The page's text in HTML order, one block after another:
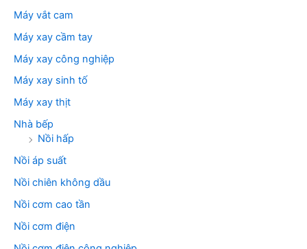
Máy vắt cam
Máy xay cầm tay
Máy xay công nghiệp
Máy xay sinh tố
Máy xay thịt
Nhà bếp
Nồi hấp
Nồi áp suất
Nồi chiên không dầu
Nồi cơm cao tần
Nồi cơm điện